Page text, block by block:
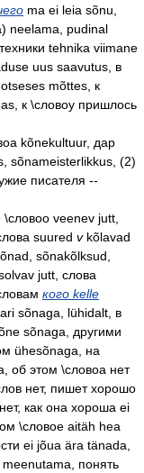
ma ei leia sõnu,
neelama, pudinal
tehnika viimane
uus saavutus, в
mõttes, к
к \словоу пришлось
kõnekultuur, дар
sõnameisterlikkus, (2)
писателя --
veenev jutt,
suured vkõlavad
sõnakõlksud,
jutt, слова
кого kelle
sõnaga, lühidalt, в
sõnaga, другими
ühesõnaga, на
об этом \словоа нет
нет, пишет хорошо
как она хороша ei
\словое aitäh hea
ei jõua ära tänada,
понять